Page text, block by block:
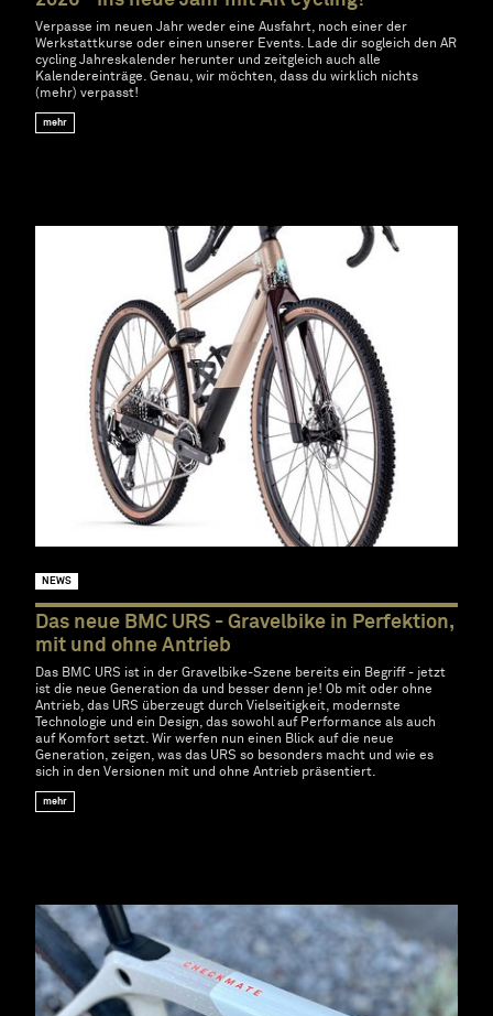
Verpasse im neuen Jahr weder eine Ausfahrt, noch einer der
Werkstattkurse oder einen unserer Events. Lade dir sogleich den AR
cycling Jahreskalender herunter und zeitgleich auch alle
Kalendereinträge. Genau, wir möchten, dass du wirklich nichts
(mehr) verpasst!
mehr
NEWS
Das neue BMC URS - Gravelbike in Perfektion,
mit und ohne Antrieb
Das BMC URS ist in der Gravelbike-Szene bereits ein Begriff - jetzt
ist die neue Generation da und besser denn je! Ob mit oder ohne
Antrieb, das URS überzeugt durch Vielseitigkeit, modernste
Technologie und ein Design, das sowohl auf Performance als auch
auf Komfort setzt. Wir werfen nun einen Blick auf die neue
Generation, zeigen, was das URS so besonders macht und wie es
sich in den Versionen mit und ohne Antrieb präsentiert.
mehr